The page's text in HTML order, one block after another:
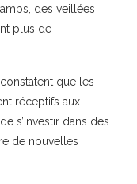
des veillées
plus de
que les
réceptifs aux
s’investir dans des
de nouvelles